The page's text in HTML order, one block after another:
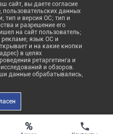
сайт, вы даете согласие
данных
тип и версия ОС; тип и
и разрешение его
на сайт пользователь;
рекламе; язык ОС и
и на какие кнопки
в целях
ретаргетинга и
и обзоров.
данные обрабатывались,
%